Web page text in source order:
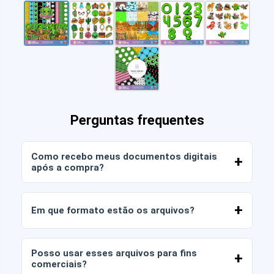
Perguntas frequentes
Como recebo meus documentos digitais
após a compra?
conta ou através do link enviado para o seu e-
Em que formato estão os arquivos?
DPI). Alguns pacotes também incluem arquivos
AI ou PDF.
Posso usar esses arquivos para fins
comerciais?